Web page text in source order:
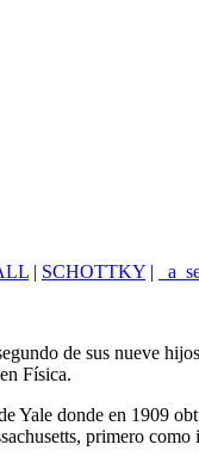
| SCHOTTKY |
de sus nueve
Física.
Yale donde en 1909
primero